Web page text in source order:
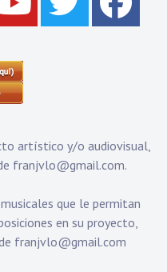
artístico y/o audiovisual,
franjvlo@gmail.com.
que le permitan
en su proyecto,
franjvlo@gmail.com